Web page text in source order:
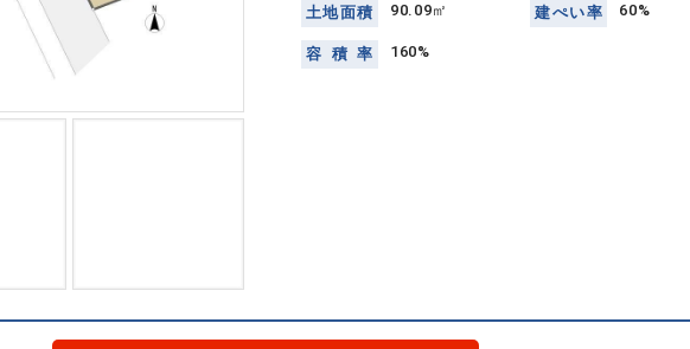
土地面積 90.09㎡ 建ぺい率 60%
容 積 率 160%